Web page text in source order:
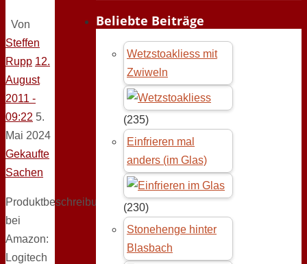
Von
Steffen
Rupp 12.
August
2011 -
09:22 5.
Mai 2024
Gekaufte
Sachen
Produktbeschreibung
bei
Amazon:
Logitech
Beliebte Beiträge
Wetzstoakliess mit
Zwiweln
(235)
Einfrieren mal
anders (im Glas)
(230)
Stonehenge hinter
Blasbach